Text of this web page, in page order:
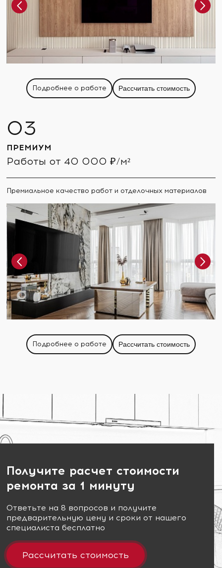
Подробнее о работе Рассчитать стоимость
ПРЕМИУМ
Работы от 40 000 ₽/м²
Премиальное качество работ и отделочных материалов
Подробнее о работе Рассчитать стоимость
Получите расчет стоимости
ремонта за 1 минуту
Ответьте на 8 вопросов и получите
предварительную цену и сроки от нашего
специалиста бесплатно
Рассчитать стоимость